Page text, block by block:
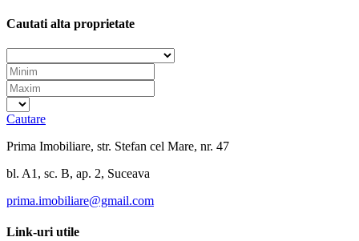
Cautati alta proprietate
Cautare
Prima Imobiliare, str. Stefan cel Mare, nr. 47
bl. A1, sc. B, ap. 2, Suceava
prima.imobiliare@gmail.com
Link-uri utile